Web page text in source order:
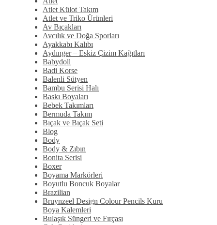
Atlet Külot Takım
Atlet ve Triko Ürünleri
Av Bıçakları
Avcılık ve Doğa Sporları
Ayakkabı Kalıbı
Aydınger – Eskiz Çizim Kağıtları
Babydoll
Badi Korse
Balenli Sütyen
Bambu Serisi Halı
Baskı Boyaları
Bebek Takımları
Bermuda Takım
Bıçak ve Bıçak Seti
Blog
Body
Body & Zıbın
Bonita Serisi
Boxer
Boyama Markörleri
Boyutlu Boncuk Boyalar
Brazilian
Bruynzeel Design Colour Pencils Kuru
Boya Kalemleri
Bulaşık Süngeri ve Fırçası